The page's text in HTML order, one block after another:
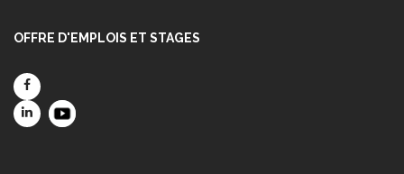
OFFRE D'EMPLOIS ET STAGES